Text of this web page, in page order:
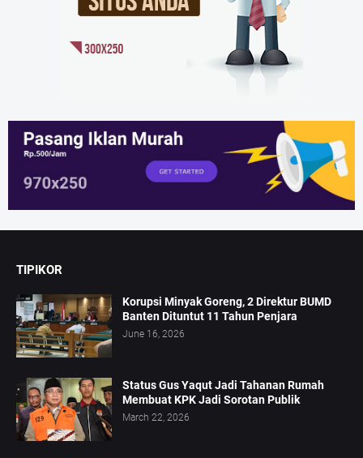
TIPIKOR
Korupsi Minyak Goreng, 2 Direktur BUMD
Banten Dituntut 11 Tahun Penjara
June 16, 2026
Status Gus Yaqut Jadi Tahanan Rumah
Membuat KPK Jadi Sorotan Publik
March 22, 2026